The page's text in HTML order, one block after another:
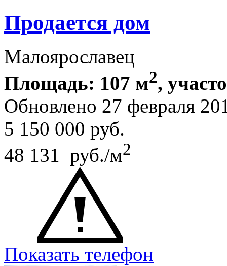
Продается дом
Малоярославец
Площадь: 107 м2,
Обновлено 27 февраля
5 150 000 руб.
48 131 руб./м2
Показать телефон